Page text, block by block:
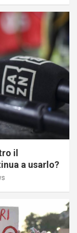
il
a usarlo?